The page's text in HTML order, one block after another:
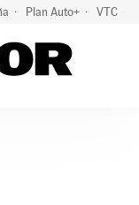
Plan Auto+ VTC